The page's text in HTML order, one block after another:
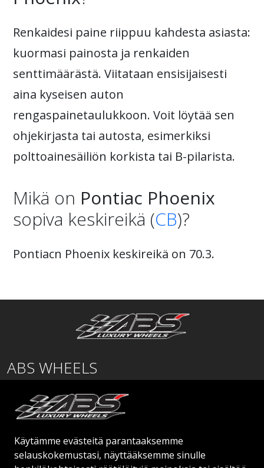
Käytämme evästeitä parantaaksemme
selauskokemustasi, näyttääksemme sinulle
Renkaidesi paine riippuu kahdesta asiasta:
kuormasi painosta ja renkaiden
senttimäärästä. Viitataan ensisijaisesti
aina kyseisen auton
rengaspainetaulukkoon. Voit löytää sen
ohjekirjasta tai autosta, esimerkiksi
polttoainesäiliön korkista tai B-pilarista.
Mikä on Pontiac Phoenix
sopiva keskireikä (CB)?
Pontiacn Phoenix keskireikä on 70.3.
ABS WHEELS
01530 Vantaa
SUOMI
order@abswheels.com